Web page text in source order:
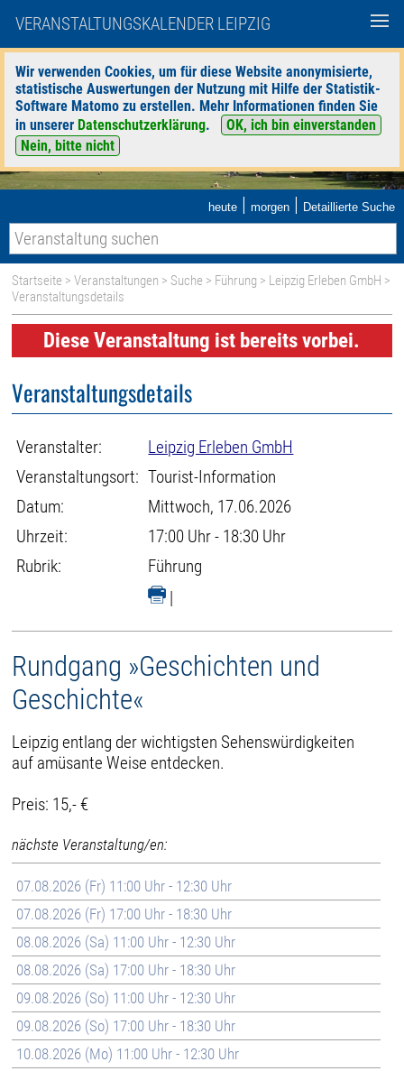
VERANSTALTUNGSKALENDER LEIPZIG
Wir verwenden Cookies, um für diese Website anonymisierte,
statistische Auswertungen der Nutzung mit Hilfe der Statistik-
Software Matomo zu erstellen. Mehr Informationen finden Sie
in unserer Datenschutzerklärung.
OK, ich bin einverstanden
Nein, bitte nicht
heute | morgen | Detaillierte Suche
Startseite >Veranstaltungen > Suche > Führung > Leipzig Erleben GmbH >
Veranstaltungsdetails
Diese Veranstaltung ist bereits vorbei.
Veranstaltungsdetails
Veranstalter:
Leipzig Erleben GmbH
Veranstaltungsort: Tourist-Information
Datum:
Mittwoch, 17.06.2026
Uhrzeit:
17:00 Uhr - 18:30 Uhr
Rubrik:
Führung
|
Rundgang »Geschichten und
Geschichte«
Leipzig entlang der wichtigsten Sehenswürdigkeiten
auf amüsante Weise entdecken.
Preis: 15,- €
nächste Veranstaltung/en:
07.08.2026 (Fr) 11:00 Uhr - 12:30 Uhr
07.08.2026 (Fr) 17:00 Uhr - 18:30 Uhr
08.08.2026 (Sa) 11:00 Uhr - 12:30 Uhr
08.08.2026 (Sa) 17:00 Uhr - 18:30 Uhr
09.08.2026 (So) 11:00 Uhr - 12:30 Uhr
09.08.2026 (So) 17:00 Uhr - 18:30 Uhr
10.08.2026 (Mo) 11:00 Uhr - 12:30 Uhr